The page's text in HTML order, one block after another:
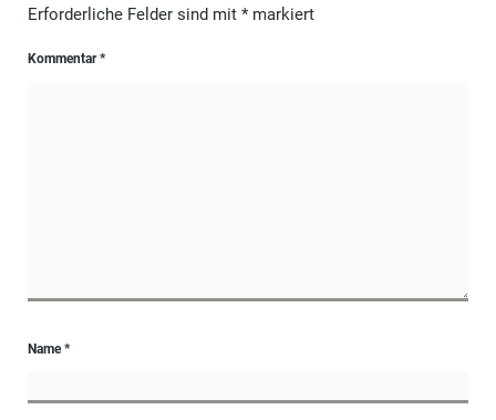
Erforderliche Felder sind mit *markiert
Kommentar*
Name*